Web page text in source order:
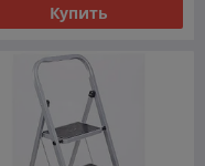
Купить